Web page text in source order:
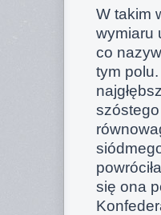
W takim
wymiaru
co
tym
się ona